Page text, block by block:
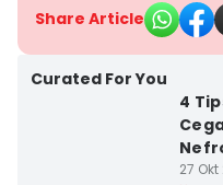
Share Article
Curated For You
4
27